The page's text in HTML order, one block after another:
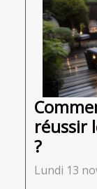
réussir
?
Lundi 13